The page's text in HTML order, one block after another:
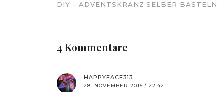
DIY – ADVENTSKRANZ SELBER BASTELN
4 Kommentare
HAPPYFACE313
28. NOVEMBER 2015 / 22:42